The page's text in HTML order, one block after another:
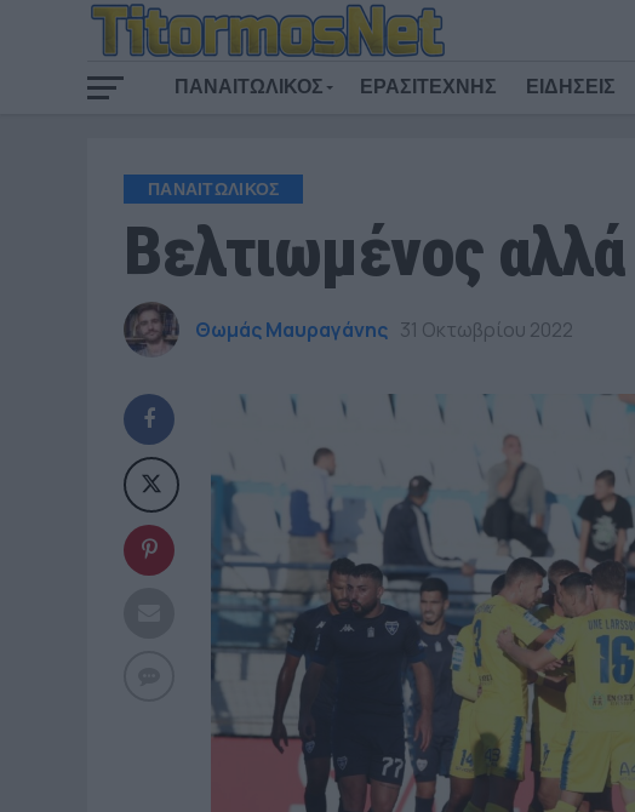
ΠΑΝΑΙΤΩΛΙΚΟΣ ΕΡΑΣΙΤΕΧΝΗΣ ΕΙΔΗΣΕΙΣ
ΠΑΝΑΙΤΩΛΙΚΟΣ
Βελτιωμένος
Θωμάς Μαυραγάνης 31 Οκτωβρίου 2022